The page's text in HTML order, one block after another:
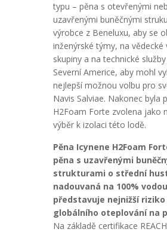
typu – pěna s otevřenými
uzavřenými buněčnými
výrobce z Beneluxu, aby se
inženýrské týmy, na vědecké
skupiny a na technické
Severní Americe, aby mohl
nejlepší možnou volbu pro
Navis Salviae. Nakonec byla
H2Foam Forte zvolena jako
výběr k izolaci této lodě.
Pěna Icynene H2Foam
pěna s uzavřenými
strukturami o střední
nadouvaná na 100%
představuje nejnižší riziko
globálního oteplování na
Na základě certifikace